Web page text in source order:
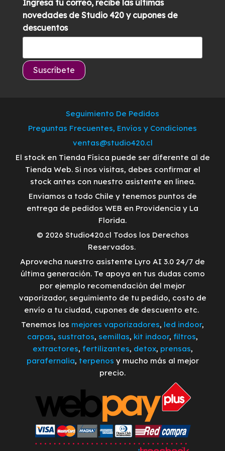
Ingresa tu correo, recibe las últimas
novedades de Studio 420 y cupones de
descuentos
Seguimiento De Pedidos
Preguntas Frecuentes, Envíos y Condiciones
ventas@studio420.cl
El stock en Tienda Física puede ser diferente al de
Tienda Web. Si nos visitas, debes confirmar el
stock antes con nuestro asistente en línea.
Enviamos a todo Chile y tenemos puntos de
entrega de pedidos WEB en Providencia y La
Florida.
© 2026 Studio420.cl Todos los Derechos
Reservados.
Aprovecha nuestro asistente Lyro AI 3.0 24/7 de
última generación. Te apoya en tus dudas como
por ejemplo recomendación del mejor
vaporizador, seguimiento de tu pedido, costo de
envío a tu ciudad, cupones de descuento etc.
Tenemos los mejores vaporizadores, led indoor,
carpas, sustratos, semillas, kit indoor, filtros,
extractores, fertilizantes, detox, prensas,
parafernalia, terpenos y mucho más al mejor
precio.